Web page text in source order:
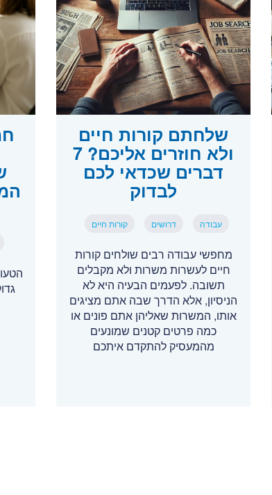
שלחתם קורות חיים
ולא חוזרים אליכם? 7
דברים שכדאי לכם
לבדוק
עבודה דרושים קורות חיים
מחפשי עבודה רבים שולחים קורות
חיים לעשרות משרות ולא מקבלים
תשובה. לפעמים הבעיה היא לא
הניסיון, אלא הדרך שבה אתם מציגים
אותו, המשרות שאליהן אתם פונים או
כמה פרטים קטנים שמונעים
מהמעסיק להתקדם איתכם